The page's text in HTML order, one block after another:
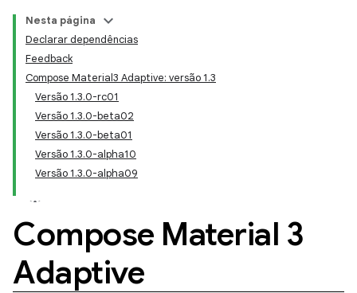
Nesta página
Declarar dependências
Feedback
Compose Material3 Adaptive: versão 1.3
Versão 1.3.0-rc01
Versão 1.3.0-beta02
Versão 1.3.0-beta01
Versão 1.3.0-alpha10
Versão 1.3.0-alpha09
Compose Material 3
Adaptive